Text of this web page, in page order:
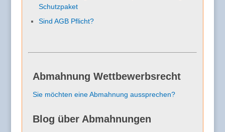
Schutzpaket
Sind AGB Pflicht?
Abmahnung Wettbewerbsrecht
Sie möchten eine Abmahnung aussprechen?
Blog über Abmahnungen